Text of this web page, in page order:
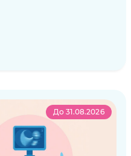
До 31.08.2026